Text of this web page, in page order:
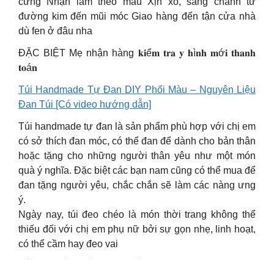
đường kim đến mũi móc Giao hàng đến tận cửa nhà
dù fen ở đâu nha
ĐẶC BIỆT Mẹ nhận hàng 𝐤𝐢ể𝐦 𝐭𝐫𝐚 𝐲 𝐡ì𝐧𝐡 𝐦ớ𝐢 𝐭𝐡𝐚𝐧𝐡
𝐭𝐨á𝐧
Túi Handmade Tự Đan DIY Phối Màu – Nguyên Liệu
Đan Túi [Có video hướng dẫn]
Túi handmade tự đan là sản phẩm phù hợp với chị em
có sở thích đan móc, có thể đan để dành cho bản thân
hoặc tặng cho những người thân yêu như một món
quà ý nghĩa. Đặc biệt các bạn nam cũng có thể mua để
đan tặng người yêu, chắc chắn sẽ làm các nàng ưng
ý.
Ngày nay, túi đeo chéo là món thời trang không thể
thiếu đối với chị em phụ nữ bởi sự gọn nhẹ, linh hoạt,
có thể cầm hay đeo vai